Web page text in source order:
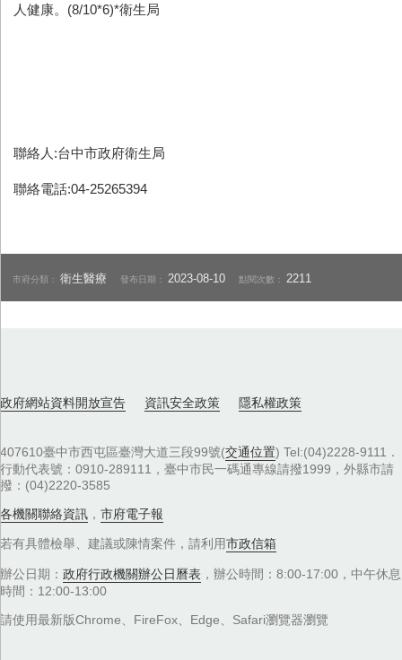
人健康。 (8/10*6)*衛生局
聯絡人:台中市政府衛生局
聯絡電話:04-25265394
市府分類：衛生醫療 發布日期：2023-08-10 點閱次數：2211
政府網站資料開放宣告 資訊安全政策 隱私權政策
407610臺中市西屯區臺灣大道三段99號(交通位置) Tel:(04)2228-9111．
行動代表號：0910-289111，臺中市民一碼通專線請撥1999，外縣市請
撥：(04)2220-3585
各機關聯絡資訊 ， 市府電子報
若有具體檢舉、建議或陳情案件，請利用市政信箱
辦公日期： 政府行政機關辦公日曆表 ，辦公時間：8:00-17:00，中午休息
時間：12:00-13:00
請使用最新版Chrome、FireFox、Edge、Safari瀏覽器瀏覽